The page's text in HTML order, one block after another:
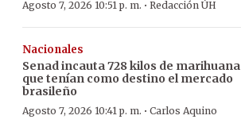
Agosto 7, 2026 10:51 p. m. · Redacción ÚH
Nacionales
Senad incauta 728 kilos de marihuana
que tenían como destino el mercado
brasileño
Agosto 7, 2026 10:41 p. m. · Carlos Aquino